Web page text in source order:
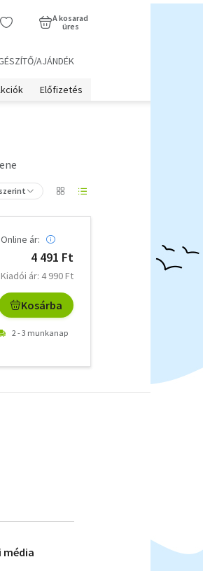
A kosarad
üres
AJÁNDÉK
Előfizetés
Online ár:
4 491 Ft
Kiadói ár: 4 990 Ft
Kosárba
2 - 3 munkanap
média